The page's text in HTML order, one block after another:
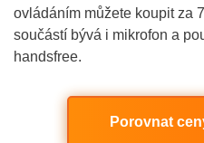
ovládáním můžete koupit za
součástí bývá i mikrofon a
handsfree.
Porovnat